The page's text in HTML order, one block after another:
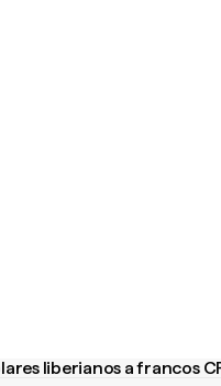
liberianos a francos